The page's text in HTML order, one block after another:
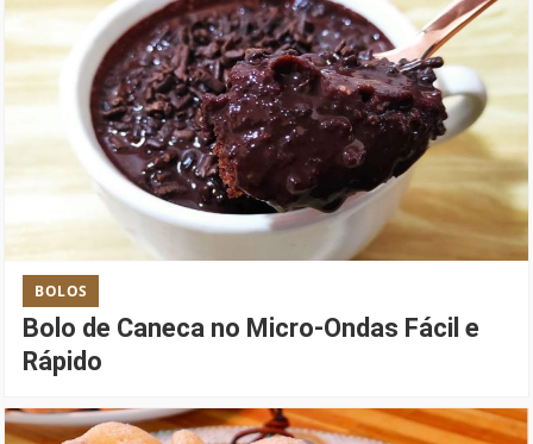
BOLOS
Bolo de Caneca no Micro-Ondas Fácil e
Rápido